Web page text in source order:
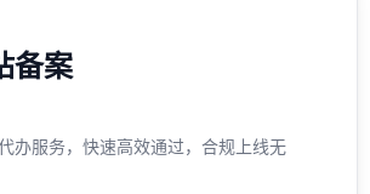
备案
办服务，快速高效通过，合规上线无